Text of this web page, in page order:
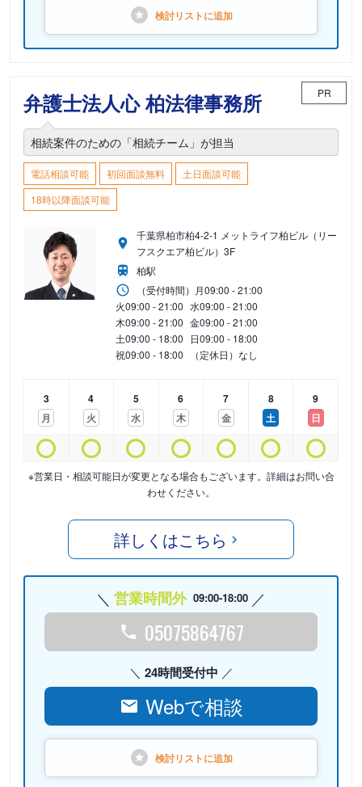
検討リストに追加
弁護士法人心 柏法律事務所 PR
相続案件のための「相続チーム」が担当
電話相談可能 初回面談無料
土日面談可能
18時以降面談可能
千葉県柏市柏4-2-1 メットライフ柏ビル（リー
フスクエア柏ビル）3F
柏駅
（受付時間） 月09:00 - 21:00
火09:00 - 21:00 水09:00 - 21:00
木09:00 - 21:00 金09:00 - 21:00
土09:00 - 18:00 日09:00 - 18:00
祝09:00 - 18:00 （定休日）なし
3
月
4
火
5
水
6
木
7
金
8
土
9
日
※営業日・相談可能日が変更となる場合もございます。詳細はお問い合
わせください。
詳しくはこちら
営業時間外 09:00-18:00
05075864767
24時間受付中
Webで相談
検討リストに追加